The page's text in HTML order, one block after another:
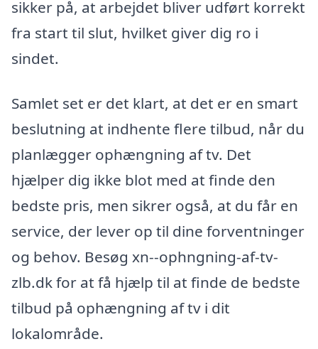
sikker på, at arbejdet bliver udført korrekt
fra start til slut, hvilket giver dig ro i
sindet.
Samlet set er det klart, at det er en smart
beslutning at indhente flere tilbud, når du
planlægger ophængning af tv. Det
hjælper dig ikke blot med at finde den
bedste pris, men sikrer også, at du får en
service, der lever op til dine forventninger
og behov. Besøg xn--ophngning-af-tv-
zlb.dk for at få hjælp til at finde de bedste
tilbud på ophængning af tv i dit
lokalområde.